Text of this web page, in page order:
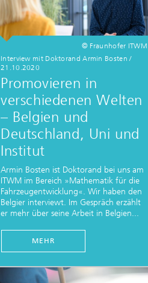
© Fraunhofer ITWM
Interview mit Doktorand Armin Bosten /
21.10.2020
Promovieren in
verschiedenen Welten
– Belgien und
Deutschland, Uni und
Institut
Armin Bosten ist Doktorand bei uns am
ITWM im Bereich »Mathematik für die
Fahrzeugentwicklung«. Wir haben den
Belgier interviewt. Im Gespräch erzählt
er mehr über seine Arbeit in Belgien...
MEHR